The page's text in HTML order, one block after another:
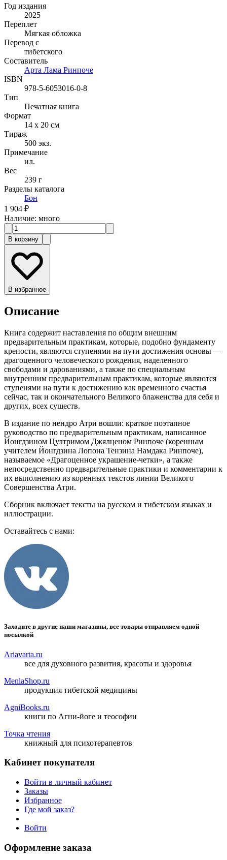
Год издания
2025
Переплет
Мягкая обложка
Перевод с
тибетского
Составитель
Арта Лама Ринпоче
ISBN
978-5-6053016-0-8
Тип
Печатная книга
Формат
14 x 20 см
Тираж
500 экз.
Примечание
ил.
Вес
239 г
Разделы каталога
Бон
1 904 ₽
Наличие: много
В корзину
В избранное
Описание
Книга содержит наставления по общим внешним
предварительным практикам, которые, подобно фундаменту
крепости, являются ступенями на пути достижения основы —
драгоценного человеческого рождения, наделенного
свободами и дарованиями, а также по специальным
внутренним предварительным практикам, которые являются
ступенями на пути к достижению как временного счастья
сейчас, так и окончательного Великого блаженства для себя и
других, всех существ.
В издание по нендро Атри вошли: краткое поэтапное
руководство по предварительным практикам, написанное
Йонгдзином Цултримом Джялценом Ринпоче (коренным
учителем Йонгдзина Лопона Тензина Намдака Ринпоче),
называемое «Драгоценное украшение-четки», а также
непосредственно предварительные практики и комментарии к
их выполнению из коренных текстов линии Великого
Совершенства Атри.
Сборник включает тексты на русском и тибетском языках и
иллюстрации.
Оставайтесь с нами:
Заходите в другие наши магазины, все товары отправляем одной
посылкой
Ariavarta.ru
все для духовного развития, красоты и здоровья
MenlaShop.ru
продукция тибетской медицины
AgniBooks.ru
книги по Агни-йоге и теософии
Точка чтения
книжный для психотерапевтов
Кабинет покупателя
Войти в личный кабинет
Заказы
Избранное
Где мой заказ?
Войти
Оформление заказа